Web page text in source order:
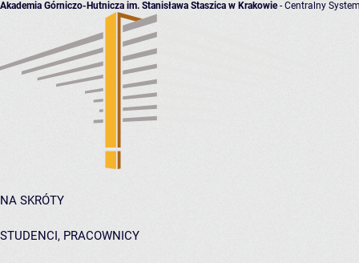
Akademia Górniczo-Hutnicza im. Stanisława Staszica w Krakowie- Centralny
NA SKRÓTY
STUDENCI, PRACOWNICY